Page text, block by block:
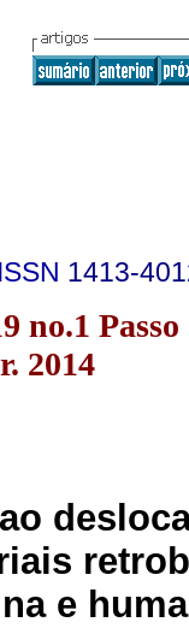
ISSN 1413-
no.1 Passo
2014
e